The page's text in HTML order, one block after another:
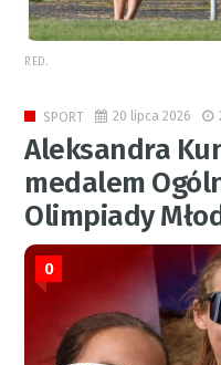
RED.
SPORT 20 lipca 2026
Aleksandra
medalem
Olimpiady
0